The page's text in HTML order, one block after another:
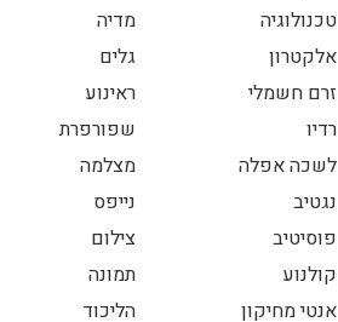
טכנולוגיה
מדיה
אלקטרון
גלים
זרם חשמלי
ראינוע
רדיו
שפורפרת
לשכה אפלה
מצלמה
נגטיב
נייפס
פוסיטיב
צילום
קולנוע
תמונה
אנטי מחיקון
הליכוד